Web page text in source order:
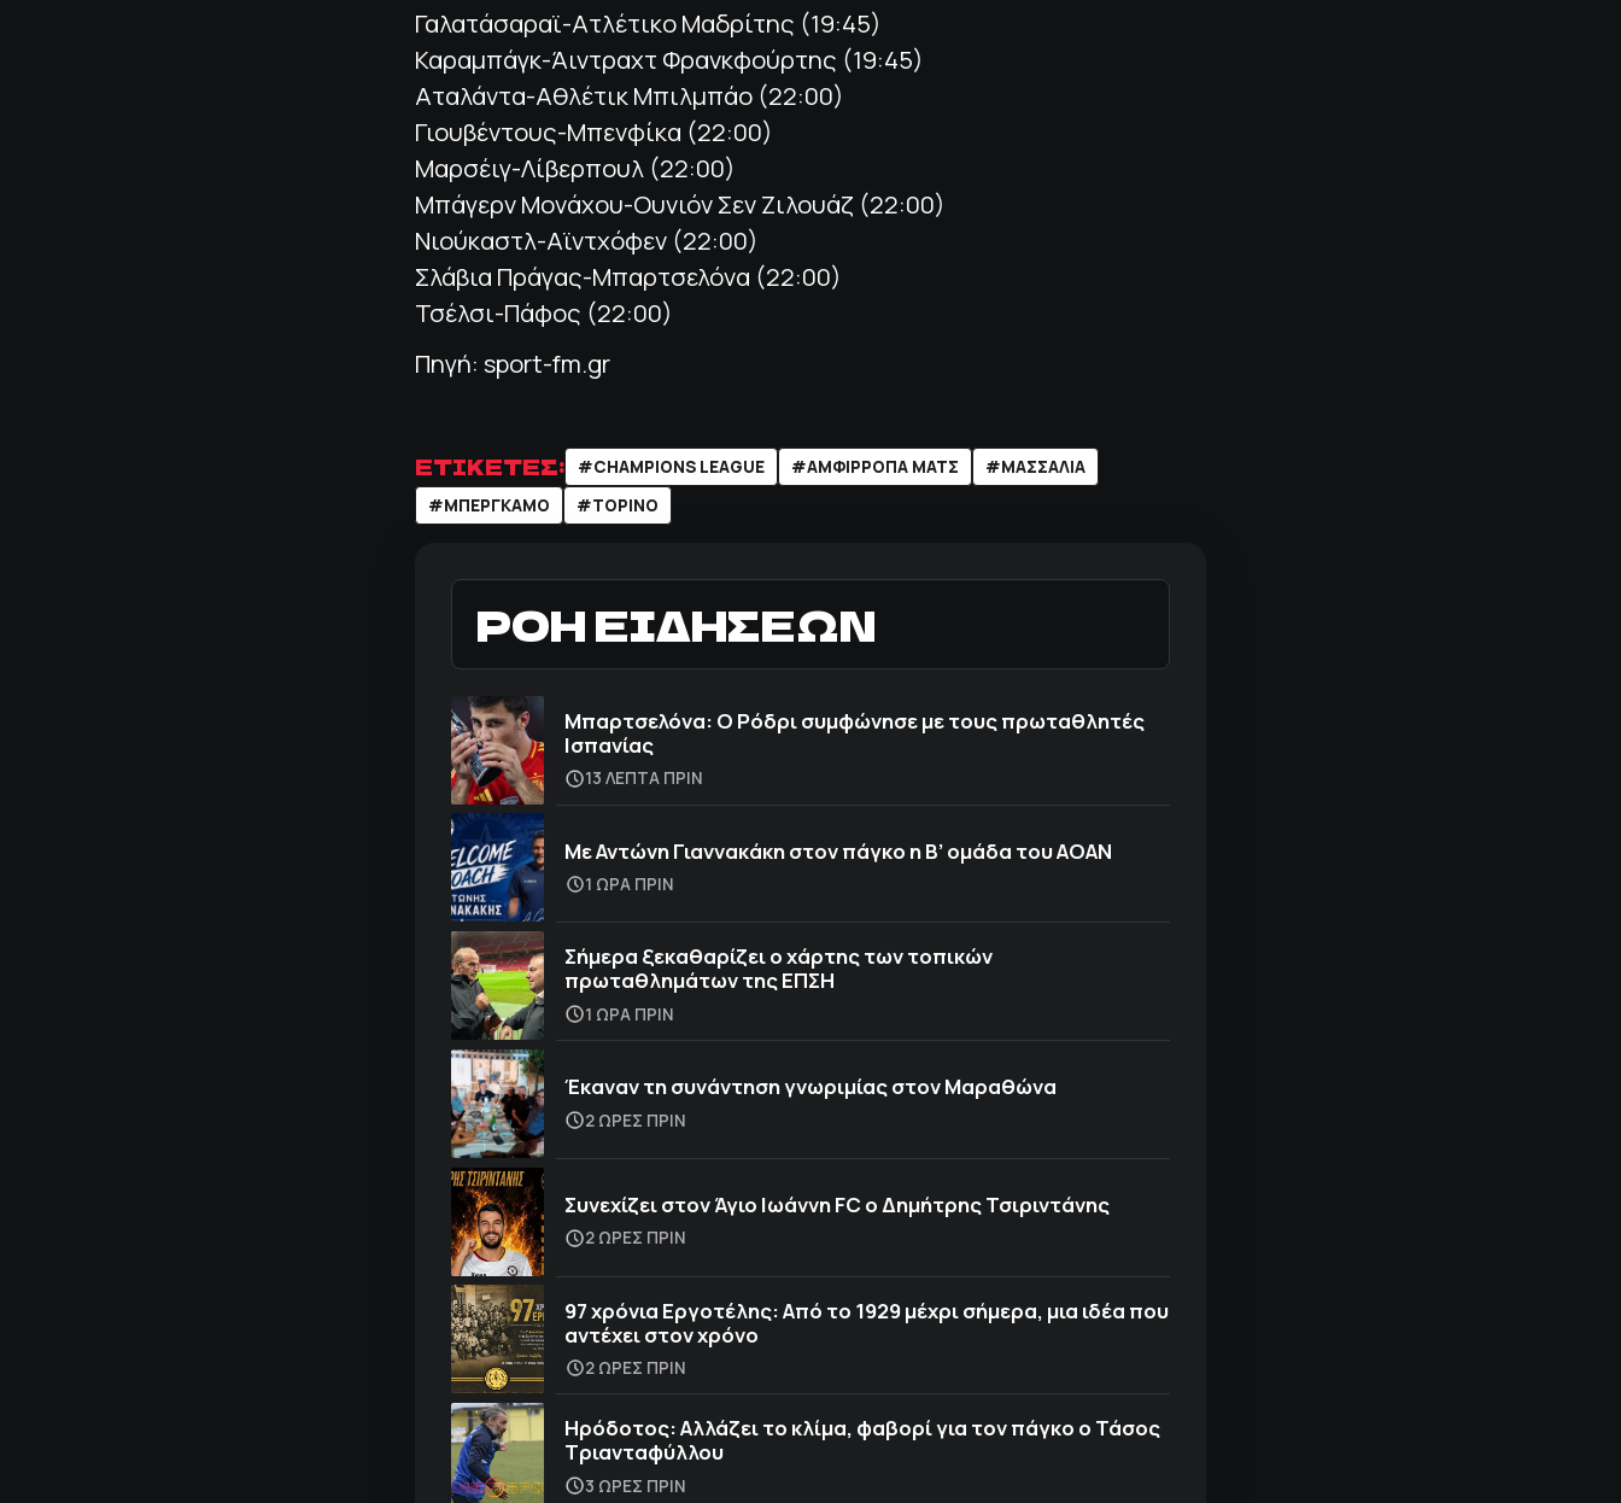
Γαλατάσαραϊ-Ατλέτικο Μαδρίτης (19:45)
Καραμπάγκ-Άιντραχτ Φρανκφούρτης (19:45)
Αταλάντα-Αθλέτικ Μπιλμπάο (22:00)
Γιουβέντους-Μπενφίκα (22:00)
Μαρσέιγ-Λίβερπουλ (22:00)
Μπάγερν Μονάχου-Ουνιόν Σεν Ζιλουάζ (22:00)
Νιούκαστλ-Αϊντχόφεν (22:00)
Σλάβια Πράγας-Μπαρτσελόνα (22:00)
Τσέλσι-Πάφος (22:00)
Πηγή: sport-fm.gr
ΕΤΙΚΕΤΕΣ: #CHAMPIONS LEAGUE #ΑΜΦΙΡΡΟΠΑ ΜΑΤΣ
#ΜΑΣΣΑΛΙΑ
#ΜΠΕΡΓΚΑΜΟ
#ΤΟΡΙΝΟ
ΡΟΗ ΕΙΔΗΣΕΩΝ
Μπαρτσελόνα: Ο Ρόδρι συμφώνησε με τους πρωταθλητές
Ισπανίας
13 ΛΕΠΤΑ ΠΡΙΝ
Με Αντώνη Γιαννακάκη στον πάγκο η Β’ ομάδα του ΑΟΑΝ
1 ΩΡΑ ΠΡΙΝ
Σήμερα ξεκαθαρίζει ο χάρτης των τοπικών
πρωταθλημάτων της ΕΠΣΗ
1 ΩΡΑ ΠΡΙΝ
Έκαναν τη συνάντηση γνωριμίας στον Μαραθώνα
2 ΩΡΕΣ ΠΡΙΝ
Συνεχίζει στον Άγιο Ιωάννη FC ο Δημήτρης Τσιριντάνης
2 ΩΡΕΣ ΠΡΙΝ
97 χρόνια Εργοτέλης: Από το 1929 μέχρι σήμερα, μια ιδέα που
αντέχει στον χρόνο
2 ΩΡΕΣ ΠΡΙΝ
Ηρόδοτος: Αλλάζει το κλίμα, φαβορί για τον πάγκο ο Τάσος
Τριανταφύλλου
3 ΩΡΕΣ ΠΡΙΝ